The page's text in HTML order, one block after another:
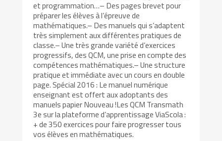
et programmation…– Des pages brevet pour
préparer les élèves à l’épreuve de
mathématiques.– Des manuels qui s’adaptent
très simplement aux différentes pratiques de
classe.– Une très grande variété d’exercices
progressifs, des QCM, une prise en compte des
compétences mathématiques.– Une structure
pratique et immédiate avec un cours en double
page. Spécial 2016 : Le manuel numérique
enseignant est offert aux adoptants des
manuels papier Nouveau !Les QCM Transmath
3e sur la plateforme d’apprentissage ViaScola :
+ de 350 exercices pour faire progresser tous
vos élèves en mathématiques.